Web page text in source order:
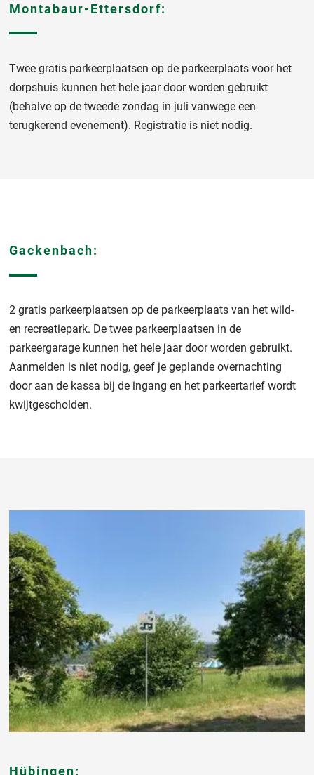
Montabaur-Ettersdorf:
Twee gratis parkeerplaatsen op de parkeerplaats voor het
dorpshuis kunnen het hele jaar door worden gebruikt
(behalve op de tweede zondag in juli vanwege een
terugkerend evenement). Registratie is niet nodig.
Gackenbach:
2 gratis parkeerplaatsen op de parkeerplaats van het wild-
en recreatiepark. De twee parkeerplaatsen in de
parkeergarage kunnen het hele jaar door worden gebruikt.
Aanmelden is niet nodig, geef je geplande overnachting
door aan de kassa bij de ingang en het parkeertarief wordt
kwijtgescholden.
Hübingen: